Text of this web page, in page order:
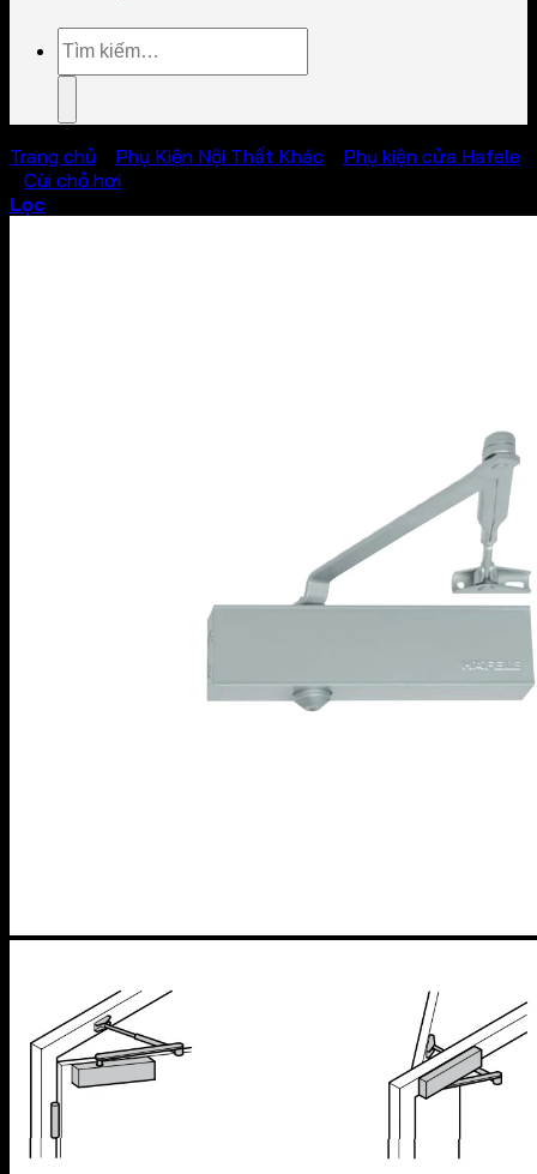
Tìm
kiếm:
Trang chủ Phụ Kiện Nội Thất Khác
Phụ kiện cửa Hafele
Cùi chỏ hơi
Lọc